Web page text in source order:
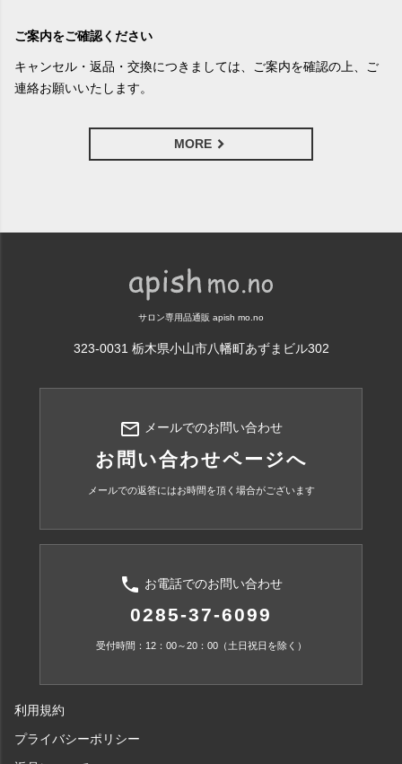
ご案内をご確認ください
キャンセル・返品・交換につきましては、ご案内を確認の上、ご
連絡お願いいたします。
MORE
サロン専用品通販 apish mo.no
323-0031 栃木県小山市八幡町あずまビル302
mail_outline メールでのお問い合わせ
お問い合わせページへ
メールでの返答にはお時間を頂く場合がございます
phone お電話でのお問い合わせ
0285-37-6099
受付時間：12：00～20：00（土日祝日を除く）
利用規約
プライバシーポリシー